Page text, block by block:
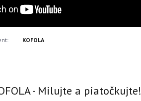
KOFOLA
- Milujte a piatočkujte!